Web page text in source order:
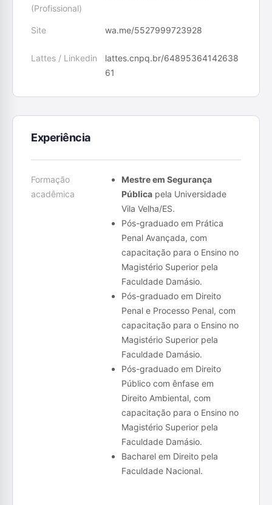
(Profissional)
Site wa.me/5527999723928
Lattes / Linkedin
lattes.cnpq.br/64895364142638
61
Experiência
Formação
acadêmica
Mestre em Segurança
Pública pela Universidade
Vila Velha/ES.
Pós-graduado em Prática
Penal Avançada, com
capacitação para o Ensino no
Magistério Superior pela
Faculdade Damásio.
Pós-graduado em Direito
Penal e Processo Penal, com
capacitação para o Ensino no
Magistério Superior pela
Faculdade Damásio.
Pós-graduado em Direito
Público com ênfase em
Direito Ambiental, com
capacitação para o Ensino no
Magistério Superior pela
Faculdade Damásio.
Bacharel em Direito pela
Faculdade Nacional.